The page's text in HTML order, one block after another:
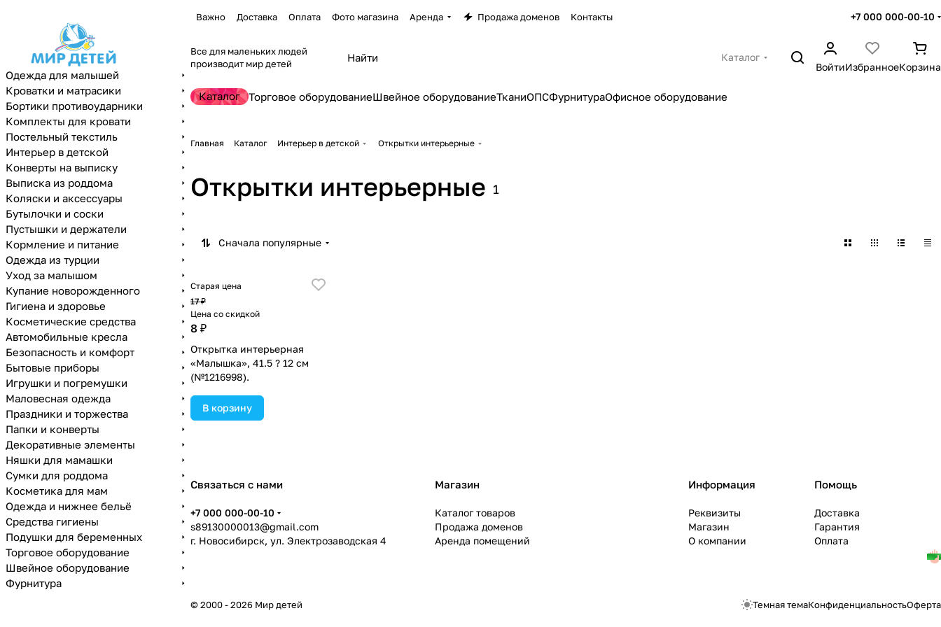
Важно Доставка Оплата Фото магазина Аренда Продажа доменов Контакты +7 000 000-00-10
Все для маленьких людей
производит мир детей
Каталог
ВойтиИзбранноеКорзина
Каталог Торговое оборудованиеШвейное оборудованиеТканиОПСФурнитураОфисное оборудование
Главная Каталог Интерьер в детской Открытки интерьерные
Открытки интерьерные 1
Сначала популярные
Старая цена
17 ₽
Цена со скидкой
8 ₽
Открытка интерьерная
«Малышка», 41.5 ? 12 см
(№1216998).
В корзину
Связаться с нами
+7 000 000-00-10
s89130000013@gmail.com
г. Новосибирск, ул. Электрозаводская 4
Магазин
Каталог товаров
Продажа доменов
Аренда помещений
Информация
Реквизиты
Магазин
О компании
Помощь
Доставка
Гарантия
Оплата
© 2000 - 2026 Мир детей Темная темаКонфиденциальностьОферта
Одежда для малышей
Кроватки и матрасики
Бортики противоударники
Комплекты для кровати
Постельный текстиль
Интерьер в детской
Конверты на выписку
Выписка из роддома
Коляски и аксессуары
Бутылочки и соски
Пустышки и держатели
Кормление и питание
Одежда из турции
Уход за малышом
Купание новорожденного
Гигиена и здоровье
Косметические средства
Автомобильные кресла
Безопасность и комфорт
Бытовые приборы
Игрушки и погремушки
Маловесная одежда
Праздники и торжества
Папки и конверты
Декоративные элементы
Няшки для мамашки
Сумки для роддома
Косметика для мам
Одежда и нижнее бельё
Средства гигиены
Подушки для беременных
Торговое оборудование
Швейное оборудование
Фурнитура